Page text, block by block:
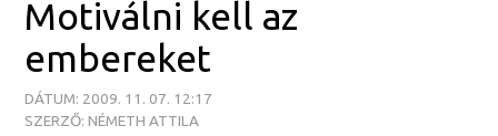
Motiválni kell az
embereket
DÁTUM: 2009. 11. 07. 12:17
SZERZŐ: NÉMETH ATTILA